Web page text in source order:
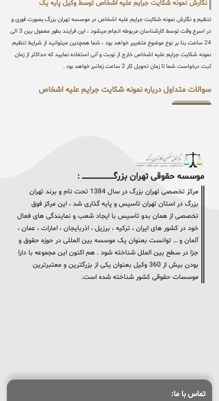
نگارش نمونه شکایت جرایم علیه اشخاص توسط وکیل پایه یک
تنظیم و نگارش نمونه شکایت جرایم علیه اشخاص در موسسه تهران بزرگ بصورت فوری و
در اسرع وقت توسط کارشناسان مربوطه انجام میشود ، این فرایند بطور معمول بین 3 الی
24 ساعت بنا بر نوع موضوع متغییر خواهد بود ، شما همچنین میتوانید از شرایط تنظیم
نمونه شکایت جرایم علیه اشخاص خارج از نوبت و آنی استفاده نمایید که حداکثر از زمان
ثبت درخواست شما تا زمان تحویل کار 2 ساعت زمانبر خواهد بود .
سوالات متداول درباره نمونه شکایت جرایم علیه اشخاص
موسسه حقوقی تهران بزرگــــــــــــــــــــــــــــــــ :
مرکز تخصصی تهران بزرگ در سال 1384 تحت نام و برند تهران
بزرگ در استان تهران تاسیس و پایه گذاری شد ، این مرکز فوق
تخصصی از همان بدو تاسیس با ایجاد شعب و نمایندگی های فعال
خود در کشور های ایران ، ترکیه ، برزیل ، اذربایجان ، امارات ، عمان ،
آلمان و … توانست بعنوان یک موسسه بین المللی در حوزه حقوق و
جزا در سطح بین الملل شناخته شود . هم اکنون این مجموعه با دارا
بودن بیش از 360 وکیل بعنوان یکی از بزرگترین و معتبرترین
موسسات حقوقی کشور شناخته شده است.
تماس با ما: